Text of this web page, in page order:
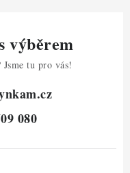
výběrem
tu pro vás!
080